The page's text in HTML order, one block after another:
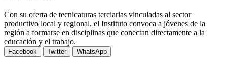
Con su oferta de tecnicaturas terciarias vinculadas al sector
productivo local y regional, el Instituto convoca a jóvenes de la
región a formarse en disciplinas que conectan directamente a la
educación y el trabajo.
Facebook Twitter WhatsApp